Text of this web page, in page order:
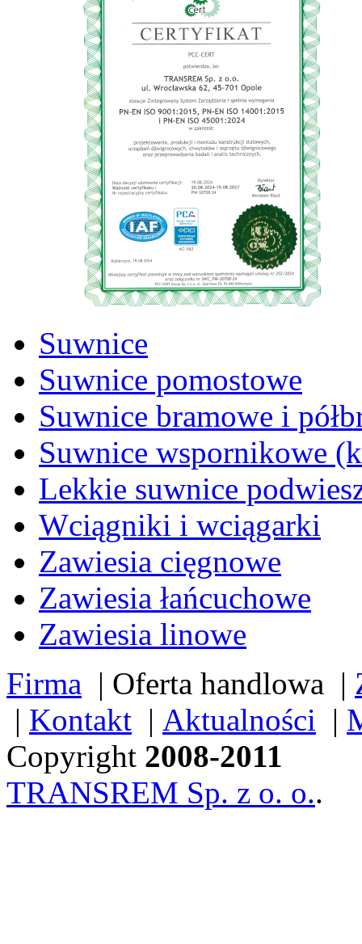
Suwnice
Suwnice pomostowe
Suwnice bramowe i
Suwnice wspornikowe
Lekkie suwnice
Wciągniki i wciągarki
Zawiesia cięgnowe
Zawiesia łańcuchowe
Zawiesia linowe
Firma | Oferta handlowa |
| Kontakt | Aktualności |
Copyright 2008-2011
TRANSREM Sp. z o. o..